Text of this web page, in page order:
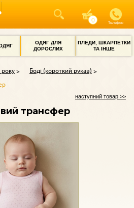
Телефон
ОДЯГ ДЛЯ
ДОРОСЛИХ
ПЛЕДИ, ШКАРПЕТКИ
ТА ІНШЕ
року
Боді (короткий рукав)
наступний товар >>
трансфер